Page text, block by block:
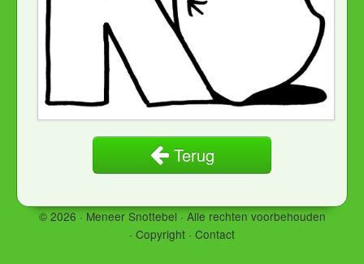
Terug
© 2026 · Meneer Snottebel ·Alle rechten voorbehouden
· Copyright · Contact